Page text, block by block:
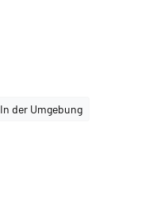
In der Umgebung